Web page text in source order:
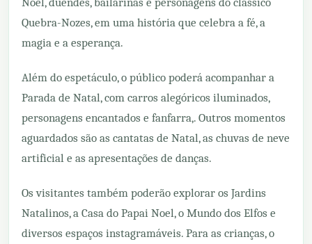
Quebra-Nozes, em uma história que celebra a fé, a
magia e a esperança.
Além do espetáculo, o público poderá acompanhar a
Parada de Natal, com carros alegóricos iluminados,
personagens encantados e fanfarra,. Outros momentos
aguardados são as cantatas de Natal, as chuvas de neve
artificial e as apresentações de danças.
Os visitantes também poderão explorar os Jardins
Natalinos, a Casa do Papai Noel, o Mundo dos Elfos e
diversos espaços instagramáveis. Para as crianças, o